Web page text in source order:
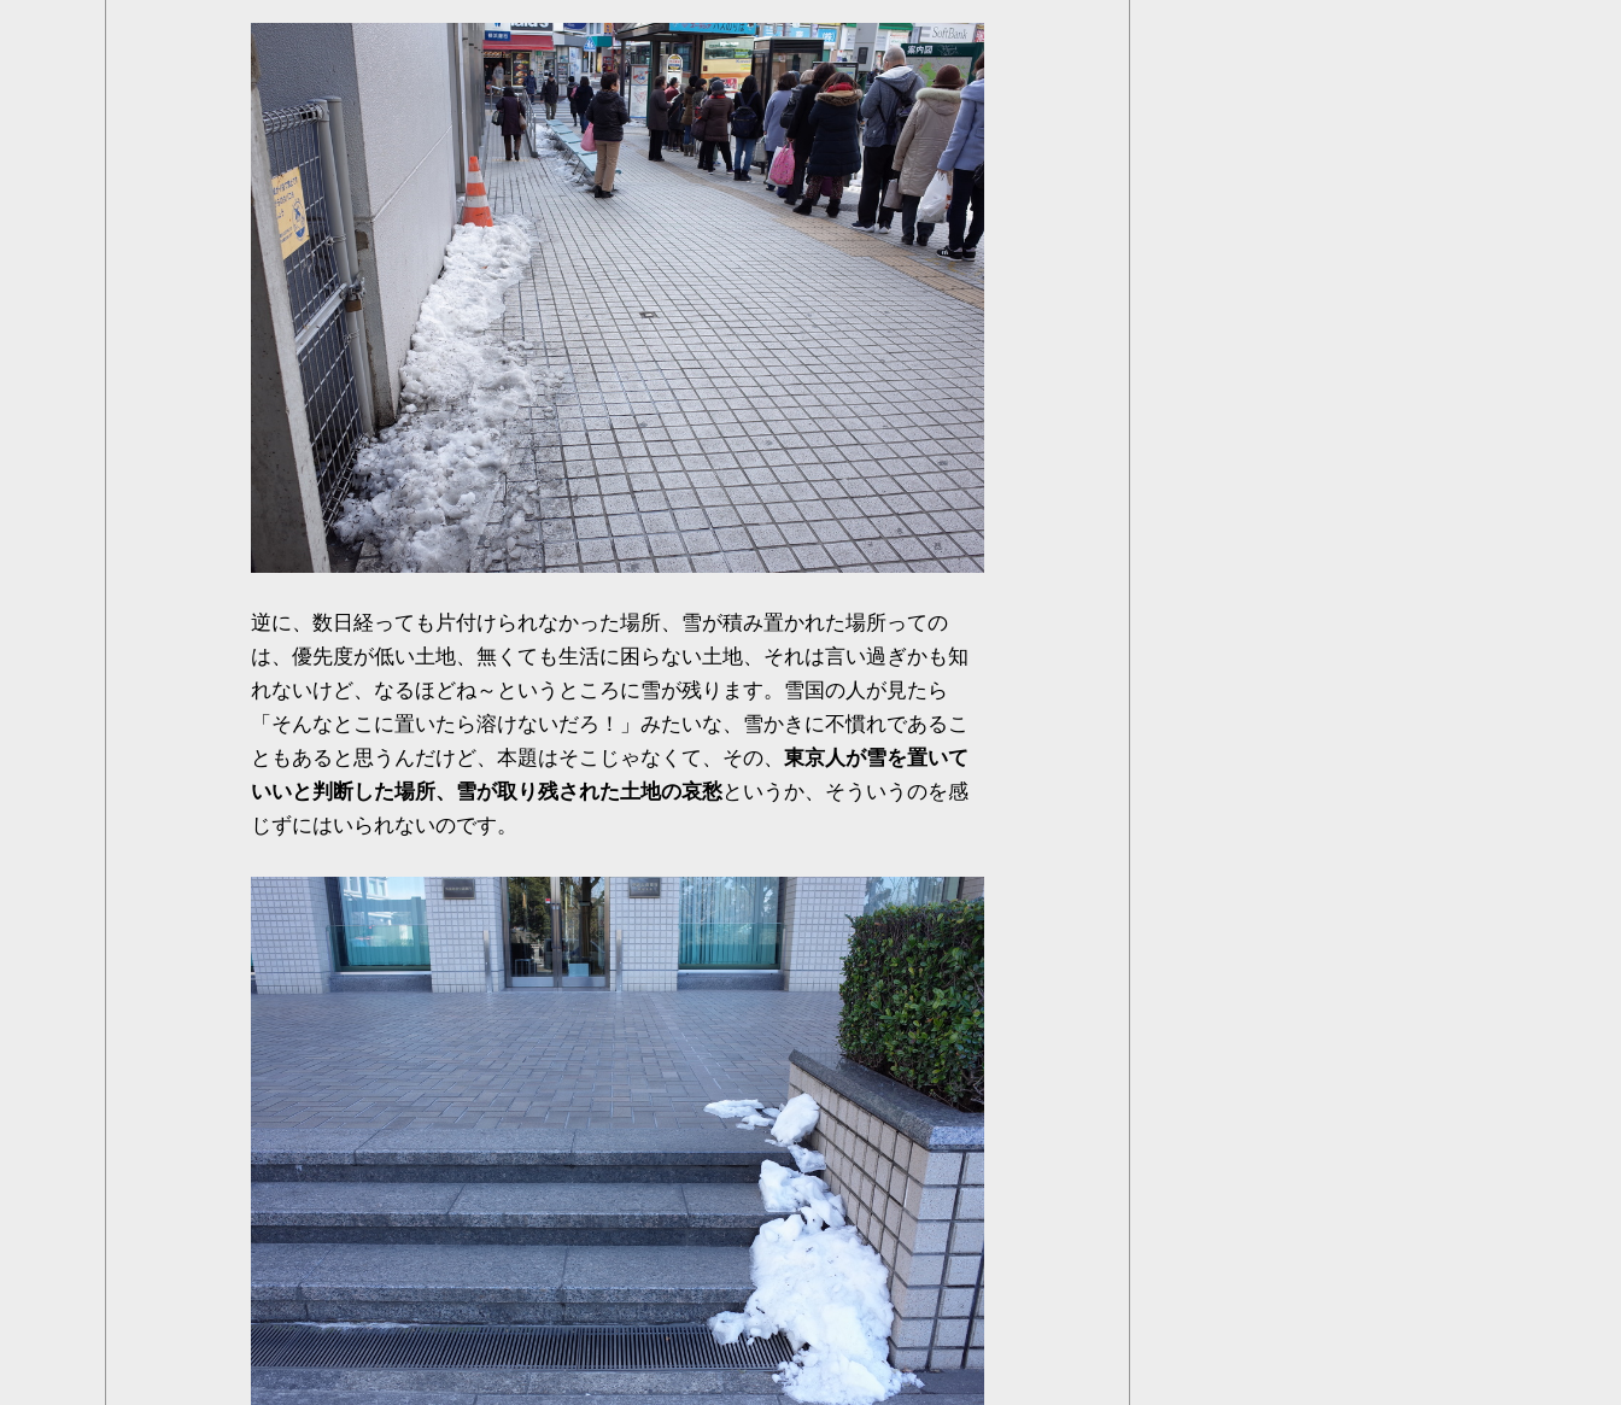
逆に、数日経っても片付けられなかった場所、雪が積み置かれた場所っての
は、優先度が低い土地、無くても生活に困らない土地、それは言い過ぎかも知
れないけど、なるほどね～というところに雪が残ります。雪国の人が見たら
「そんなとこに置いたら溶けないだろ！」みたいな、雪かきに不慣れであるこ
ともあると思うんだけど、本題はそこじゃなくて、その、 東京人が雪を置いて
いいと判断した場所、雪が取り残された土地の哀愁というか、そういうのを感
じずにはいられないのです。